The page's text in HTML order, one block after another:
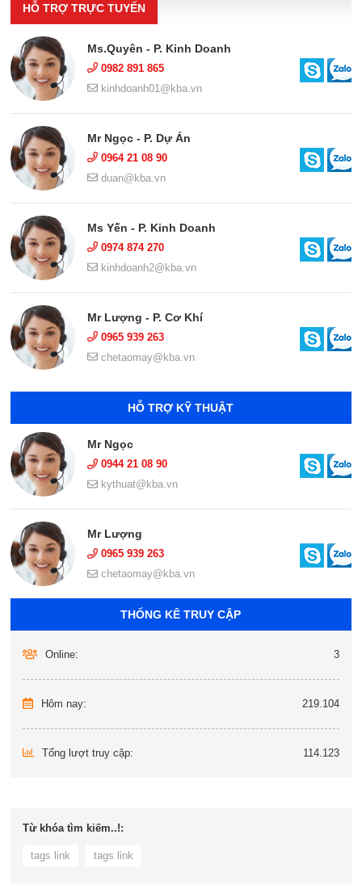
HỖ TRỢ TRỰC TUYẾN
Ms.Quyên - P. Kinh Doanh
0982 891 865
kinhdoanh01@kba.vn
Mr Ngọc - P. Dự Án
0964 21 08 90
duan@kba.vn
Ms Yến - P. Kinh Doanh
0974 874 270
kinhdoanh2@kba.vn
Mr Lượng - P. Cơ Khí
0965 939 263
chetaomay@kba.vn
HỖ TRỢ KỸ THUẬT
Mr Ngọc
0944 21 08 90
kythuat@kba.vn
Mr Lượng
0965 939 263
chetaomay@kba.vn
THỐNG KÊ TRUY CẬP
Online: 3
Hôm nay: 219.104
Tổng lượt truy cập: 114.123
Từ khóa tìm kiếm..!:
tags link tags link